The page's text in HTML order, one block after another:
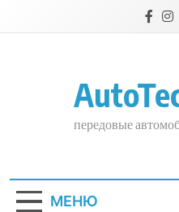
передовые
МЕНЮ